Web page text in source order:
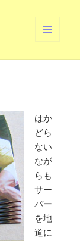
ーとウ
はか
どら
ない
なが
らも
サー
バー
を地
道に